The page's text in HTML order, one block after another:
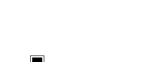
Thule Urban Glide 3 car seat adapter